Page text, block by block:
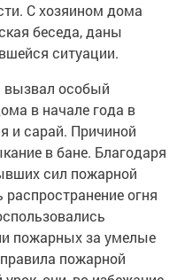
С хозяином дома
беседа, даны
ситуации.
вызвал особый
в начале года в
и сарай. Причиной
в бане. Благодаря
сил пожарной
огня
пожарных за умелые
пожарной